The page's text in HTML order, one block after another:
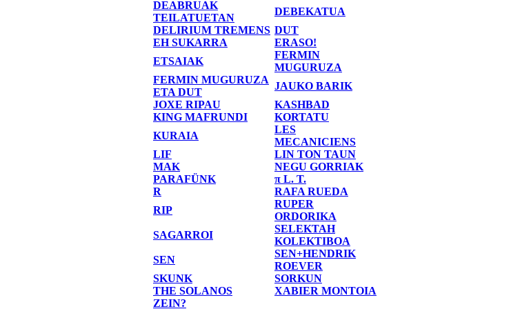
DEABRUAK
TEILATUETAN
DEBEKATUA
DELIRIUM TREMENS DUT
EH SUKARRA
ERASO!
ETSAIAK
FERMIN
MUGURUZA
FERMIN MUGURUZA
ETA DUT
JAUKO BARIK
JOXE RIPAU
KASHBAD
KING MAFRUNDI
KORTATU
KURAIA
LES
MECANICIENS
LIF
LIN TON TAUN
MAK
NEGU GORRIAK
PARAFÜNK
π L. T.
R
RAFA RUEDA
RIP
RUPER
ORDORIKA
SAGARROI
SELEKTAH
KOLEKTIBOA
SEN
SEN+HENDRIK
ROEVER
SKUNK
SORKUN
THE SOLANOS
XABIER MONTOIA
ZEIN?